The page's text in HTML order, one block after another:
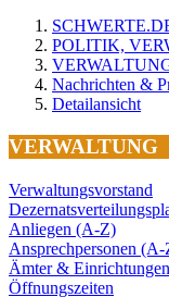
POLITIK,
Nachrichten &
Detailansicht
VERWALTUNG
Verwaltungsvorstand
Anliegen (A-Z)
Ansprechpersonen
Ämter &
Öffnungszeiten